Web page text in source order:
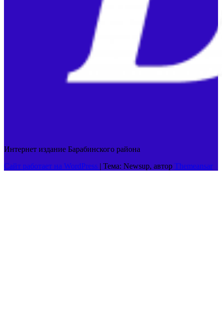
Интернет издание Барабинского района
Сайт работает на WordPress | Тема: Newsup, автор Themeansar